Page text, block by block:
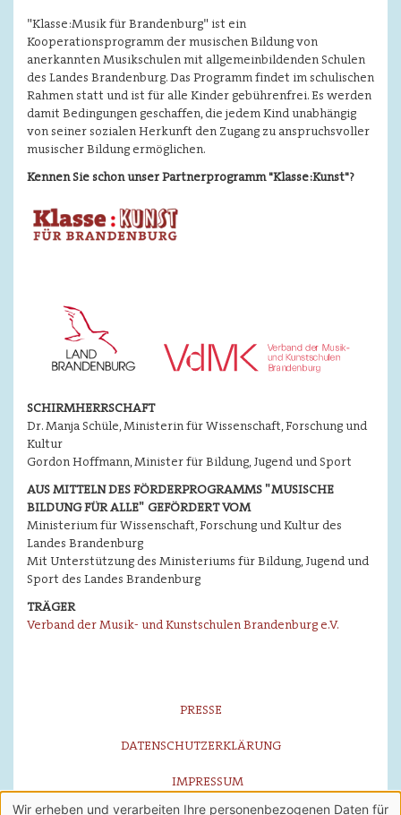
"Klasse:Musik für Brandenburg" ist ein
Kooperationsprogramm der musischen Bildung von
anerkannten Musikschulen mit allgemeinbildenden Schulen
des Landes Brandenburg. Das Programm findet im schulischen
Rahmen statt und ist für alle Kinder gebührenfrei. Es werden
damit Bedingungen geschaffen, die jedem Kind unabhängig
von seiner sozialen Herkunft den Zugang zu anspruchsvoller
musischer Bildung ermöglichen.
Kennen Sie schon unser Partnerprogramm "Klasse:Kunst"?
SCHIRMHERRSCHAFT
Dr. Manja Schüle, Ministerin für Wissenschaft, Forschung und
Kultur
Gordon Hoffmann, Minister für Bildung, Jugend und Sport
AUS MITTELN DES FÖRDERPROGRAMMS "MUSISCHE
BILDUNG FÜR ALLE" GEFÖRDERT VOM
Ministerium für Wissenschaft, Forschung und Kultur des
Landes Brandenburg
Mit Unterstützung des Ministeriums für Bildung, Jugend und
Sport des Landes Brandenburg
TRÄGER
Verband der Musik- und Kunstschulen Brandenburg e.V.
PRESSE
DATENSCHUTZERKLÄRUNG
IMPRESSUM
Wir erheben und verarbeiten Ihre personenbezogenen Daten für